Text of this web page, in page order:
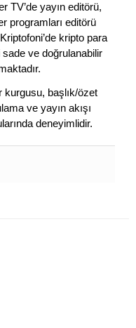
TV’de yayın editörü,
programları editörü
kripto para
ve doğrulanabilir
başlık/özet
ve yayın akışı
deneyimlidir.